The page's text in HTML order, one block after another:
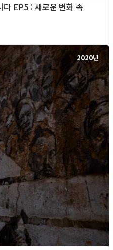
EP5 : 새로운 변화 속
2020년